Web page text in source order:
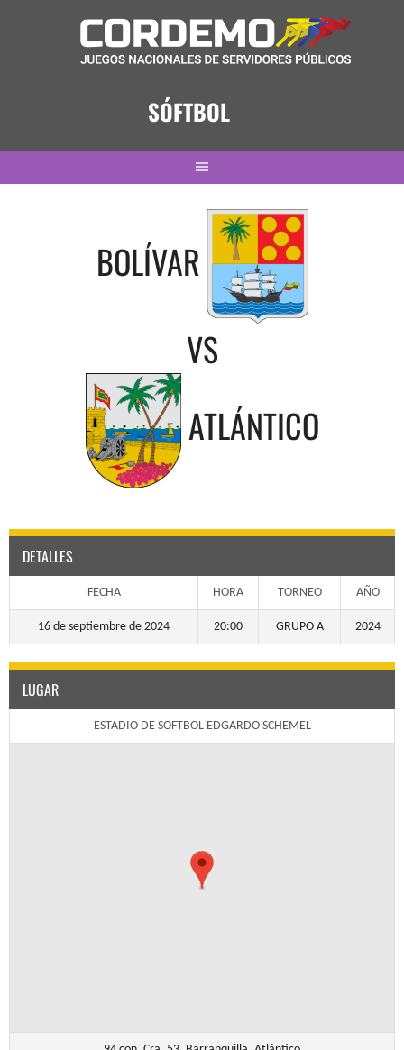
SÓFTBOL
BOLÍVAR
VS
ATLÁNTICO
DETALLES
FECHA HORA TORNEO AÑO
16 de septiembre de 2024 20:00 GRUPO A 2024
LUGAR
ESTADIO DE SOFTBOL EDGARDO SCHEMEL